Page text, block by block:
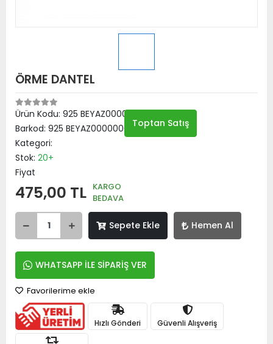
ÖRME DANTEL
Ürün Kodu: 925 BEYAZ00000001
Barkod: 925 BEYAZ00000001
Kategori:
Stok: 20+
Fiyat
475,00 TL KARGO
BEDAVA
Sepete Ekle Hemen Al
WHATSAPP İLE SİPARİŞ VER
Toptan Satış
Favorilerime ekle
Hızlı Gönderi Güvenli Alışveriş